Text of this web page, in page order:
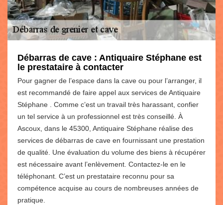
Débarras de cave : Antiquaire Stéphane est
le prestataire à contacter
Pour gagner de l’espace dans la cave ou pour l’arranger, il
est recommandé de faire appel aux services de Antiquaire
Stéphane . Comme c’est un travail très harassant, confier
un tel service à un professionnel est très conseillé. À
Ascoux, dans le 45300, Antiquaire Stéphane réalise des
services de débarras de cave en fournissant une prestation
de qualité. Une évaluation du volume des biens à récupérer
est nécessaire avant l’enlèvement. Contactez-le en le
téléphonant. C’est un prestataire reconnu pour sa
compétence acquise au cours de nombreuses années de
pratique.